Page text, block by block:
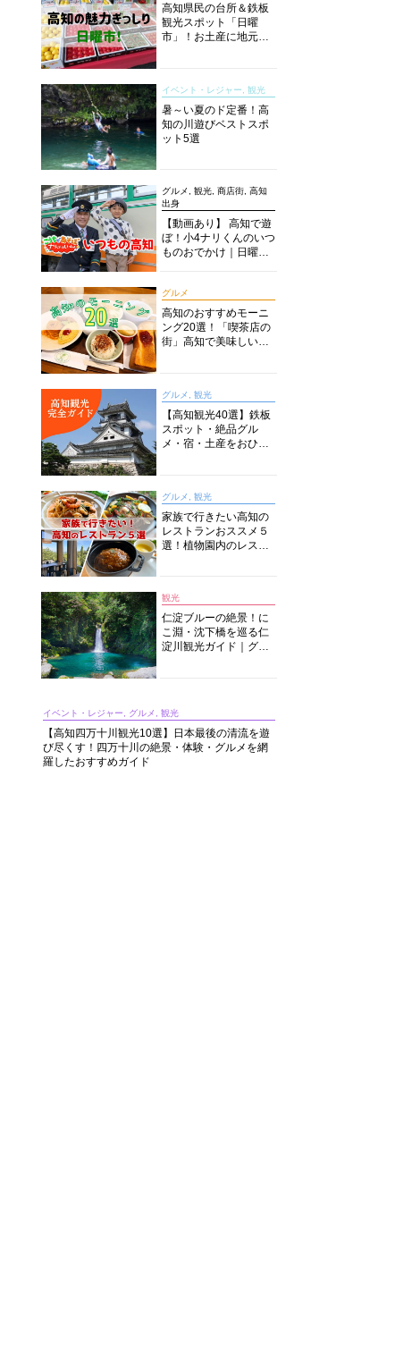
高知県民の台所＆鉄板
観光スポット「日曜
市」！お土産に地元野
説！
イベント・レジャー, 観光
暑～い夏のド定番！高
知の川遊びベストスポ
ット5選
グルメ, 観光, 商店街, 高知
出身
【動画あり】 高知で遊
ぼ！小4ナリくんのいつ
ものおでかけ｜日曜市
グルメ
高知のおすすめモーニ
ング20選！「喫茶店の
街」高知で美味しい喫
グルメ, 観光
【高知観光40選】鉄板
スポット・絶品グル
メ・宿・土産をおひと
グルメ, 観光
家族で行きたい高知の
レストランおススメ５
選！植物園内のレスト
観光
仁淀ブルーの絶景！に
こ淵・沈下橋を巡る仁
淀川観光ガイド｜グル
イベント・レジャー, グルメ, 観光
【高知四万十川観光10選】日本最後の清流を遊
び尽くす！四万十川の絶景・体験・グルメを網
羅したおすすめガイド